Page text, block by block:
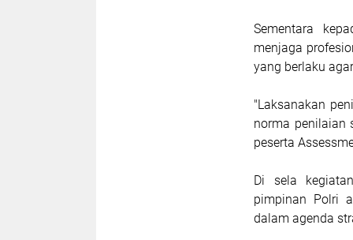
Sementara
menjaga
yang berlaku
"Laksanakan
norma penilaian
peserta
Di sela
pimpinan Polri
dalam agenda